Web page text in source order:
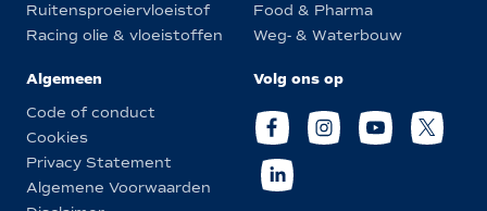
Ruitensproeiervloeistof
Racing olie & vloeistoffen
Food & Pharma
Weg- & Waterbouw
Algemeen
Code of conduct
Cookies
Privacy Statement
Algemene Voorwaarden
Volg ons op